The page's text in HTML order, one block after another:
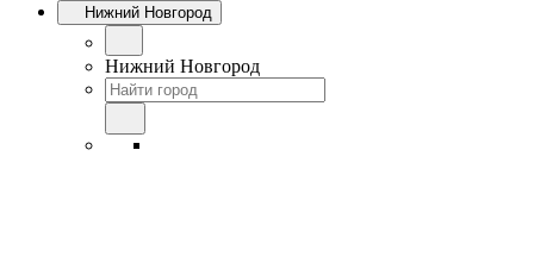
Нижний Новгород
Нижний Новгород